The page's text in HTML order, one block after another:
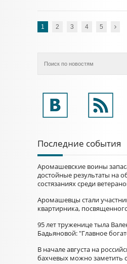
1 2 3 4 5
Последние события
Аромашевские воины
достойные результаты на
состязаниях среди
Аромашевцы стали
квартирника,
95 лет труженице тыла
Бадьяновой: "Главное
В начале августа на
бахчевых можно заметить